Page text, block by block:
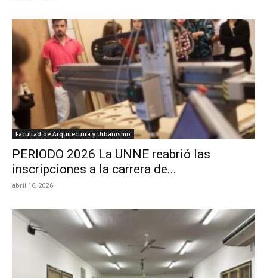
Facultad de Arquitectura y Urbanismo
PERIODO 2026 La UNNE reabrió las
inscripciones a la carrera de...
abril 16, 2026